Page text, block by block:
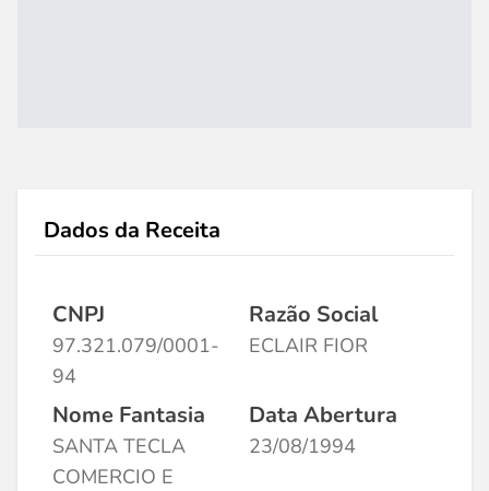
Dados da Receita
CNPJ
97.321.079/0001-
94
Razão Social
ECLAIR FIOR
Nome Fantasia
SANTA TECLA
COMERCIO E
Data Abertura
23/08/1994